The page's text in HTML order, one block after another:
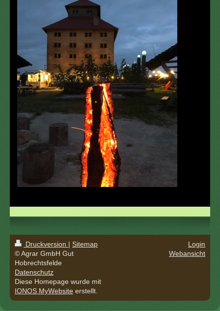
Druckversion | Sitemap
© Agrar GmbH Gut
Hobrechtsfelde
Datenschutz
Diese Homepage wurde mit
IONOS MyWebsite erstellt.
Login
Webansicht